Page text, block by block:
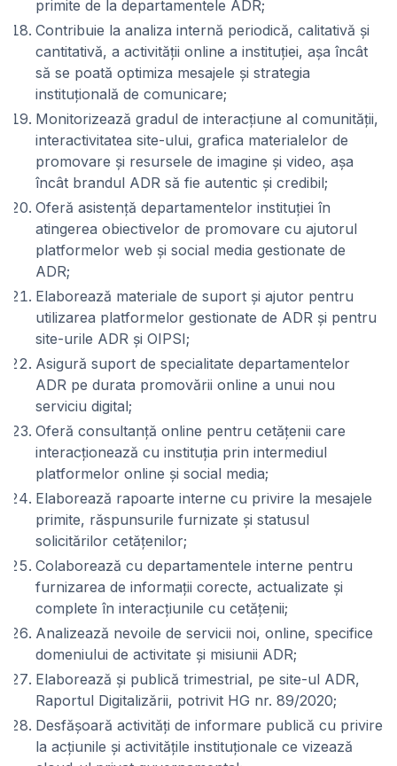
primite de la departamentele ADR;
Contribuie la analiza internă periodică, calitativă și
cantitativă, a activității online a instituției, așa încât
să se poată optimiza mesajele și strategia
instituțională de comunicare;
Monitorizează gradul de interacțiune al comunității,
interactivitatea site-ului, grafica materialelor de
promovare și resursele de imagine și video, așa
încât brandul ADR să fie autentic și credibil;
Oferă asistență departamentelor instituției în
atingerea obiectivelor de promovare cu ajutorul
platformelor web și social media gestionate de
ADR;
Elaborează materiale de suport și ajutor pentru
utilizarea platformelor gestionate de ADR și pentru
site-urile ADR și OIPSI;
Asigură suport de specialitate departamentelor
ADR pe durata promovării online a unui nou
serviciu digital;
Oferă consultanță online pentru cetățenii care
interacționează cu instituția prin intermediul
platformelor online și social media;
Elaborează rapoarte interne cu privire la mesajele
primite, răspunsurile furnizate și statusul
solicitărilor cetățenilor;
Colaborează cu departamentele interne pentru
furnizarea de informații corecte, actualizate și
complete în interacțiunile cu cetățenii;
Analizează nevoile de servicii noi, online, specifice
domeniului de activitate și misiunii ADR;
Elaborează și publică trimestrial, pe site-ul ADR,
Raportul Digitalizării, potrivit HG nr. 89/2020;
Desfășoară activități de informare publică cu privire
la acțiunile și activitățile instituționale ce vizează